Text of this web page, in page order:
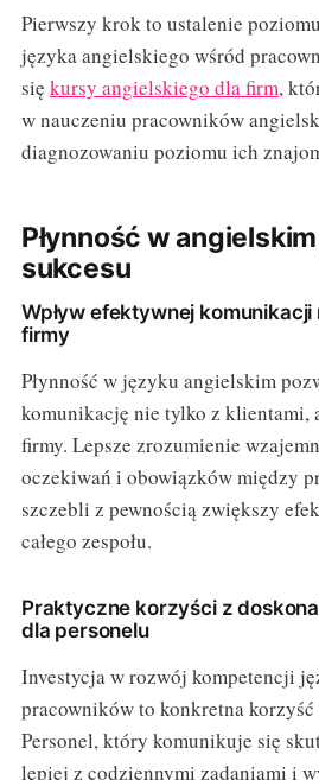
Pierwszy krok to ustalenie
języka angielskiego wśród
się kursy angielskiego dla firm,
w nauczeniu pracowników
diagnozowaniu poziomu ich
Płynność w
sukcesu
Wpływ efektywnej
firmy
Płynność w języku angielskim
komunikację nie tylko z klientami,
firmy. Lepsze zrozumienie
oczekiwań i obowiązków między
szczebli z pewnością zwiększy
całego zespołu.
Praktyczne korzyści z
dla personelu
Investycja w rozwój kompetencji
pracowników to konkretna korzyść
Personel, który komunikuje się
lepiej z codziennymi zadaniami i